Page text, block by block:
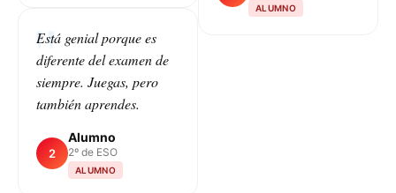
Está genial porque es
diferente del examen de
siempre. Juegas, pero
también aprendes.
2
Alumno
2º de ESO
ALUMNO
ALUMNO